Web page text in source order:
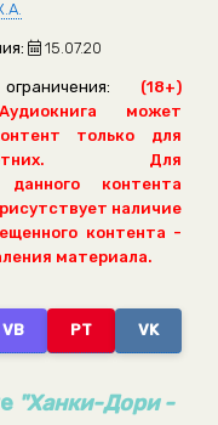
15.07.20
(18+)
может
только для
Для
данного контента
наличие
контента -
материала.
VB PT VK
"Ханки-Дори -